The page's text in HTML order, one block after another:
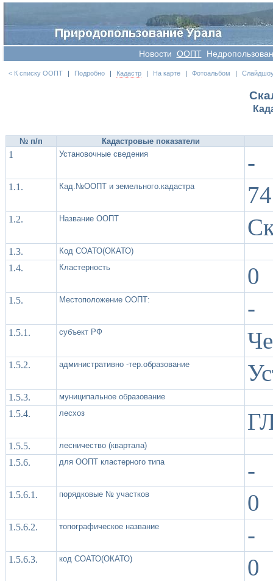
Новости OOПT
< К списку ООПТ | Подробно | Кадастр | На карте | Фотоальбом |
№ п/п Кадастровые показатели
1 Установочные сведения -
1.1. Кад.№ООПТ и земельного.кадастра
1.2. Название ООПТ
1.3. Код СОАТО(ОКАТО)
1.4. Кластерность 0
1.5. Местоположение ООПТ: -
1.5.1. субъект РФ
1.5.2. административно -тер.образование
1.5.3. муниципальное образование
1.5.4. лесхоз
1.5.5. лесничество (квартала)
1.5.6. для ООПТ кластерного типа -
1.5.6.1. порядковые № участков 0
1.5.6.2. топографическое название -
1.5.6.3. код СОАТО(ОКАТО) 0